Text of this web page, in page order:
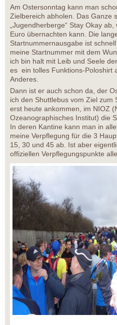
Am Ostersonntag kann man
Zielbereich abholen. Das Ganze
„Jugendherberge“ Stay Okay
Euro übernachten kann. Die
Startnummernausgabe ist
meine Startnummer mit dem
ich bin halt mit Leib und Seele
es ein tolles Funktions-Poloshirt
Anderes.
Dann ist er auch schon da, der
ich den Shuttlebus vom Ziel zum
erst heute ankommen, im NIOZ
Ozeanographisches Institut) die
In deren Kantine kann man in
meine Verpflegung für die 3
15, 30 und 45 ab. Ist aber
offiziellen Verpflegungspunkte